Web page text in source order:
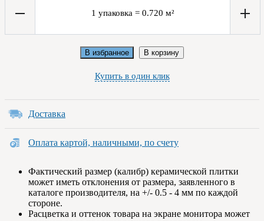
1 упаковка = 0.720 м²
В избранное В корзину
Купить в один клик
Доставка
Оплата картой, наличными, по счету
Фактический размер (калибр) керамической плитки
может иметь отклонения от размера, заявленного в
каталоге производителя, на +/- 0.5 - 4 мм по каждой
стороне.
Расцветка и оттенок товара на экране монитора может